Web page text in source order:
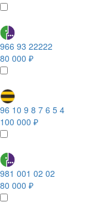
966 93 22222
80 000 ₽
96 10 9 8 7 6 5 4
100 000 ₽
981 001 02 02
80 000 ₽